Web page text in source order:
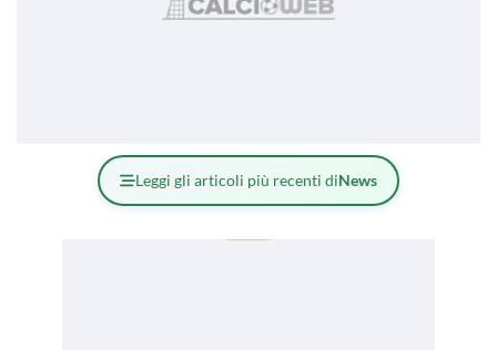
Leggi gli articoli più recenti diNews